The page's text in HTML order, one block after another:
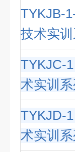
TYKJB-
技术实训
TYKJC-
术实训系
TYKJD-
术实训系